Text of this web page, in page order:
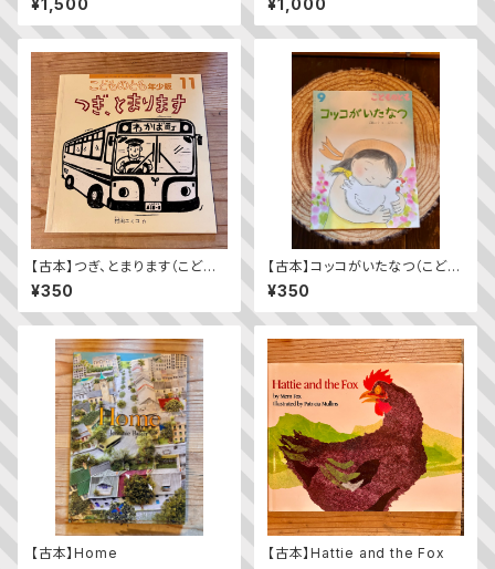
¥1,500 ¥1,000
【古本】つぎ、とまります（こども
のとも年少版 2009年11月
号）（第392号）
¥350
【古本】コッコがいたなつ（こども
のとも2023年9月号）
¥350
【古本】Home 【古本】Hattie and the Fox